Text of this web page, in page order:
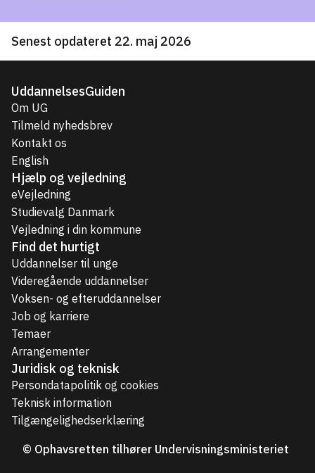
Senest opdateret 22. maj 2026
UddannelsesGuiden
Om UG
Tilmeld nyhedsbrev
Kontakt os
English
Hjælp og vejledning
eVejledning
Studievalg Danmark
Vejledning i din kommune
Find det hurtigt
Uddannelser til unge
Videregående uddannelser
Voksen- og efteruddannelser
Job og karriere
Temaer
Arrangementer
Juridisk og teknisk
Persondatapolitik og cookies
Teknisk information
Tilgængelighedserklæring
© Ophavsretten tilhører Undervisningsministeriet